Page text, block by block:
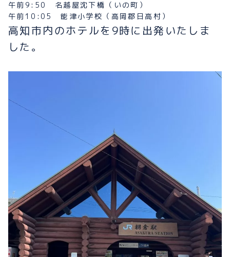
午前9:50 名越屋沈下橋（いの町）
午前10:05 能津小学校（高岡郡日高村）
高知市内のホテルを9時に出発いたしま
した。